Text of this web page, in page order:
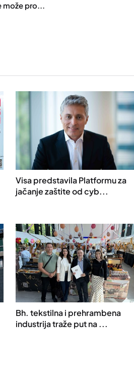
može pro...
Visa predstavila Platformu za
jačanje zaštite od cyb...
Bh. tekstilna i prehrambena
industrija traže put na ...